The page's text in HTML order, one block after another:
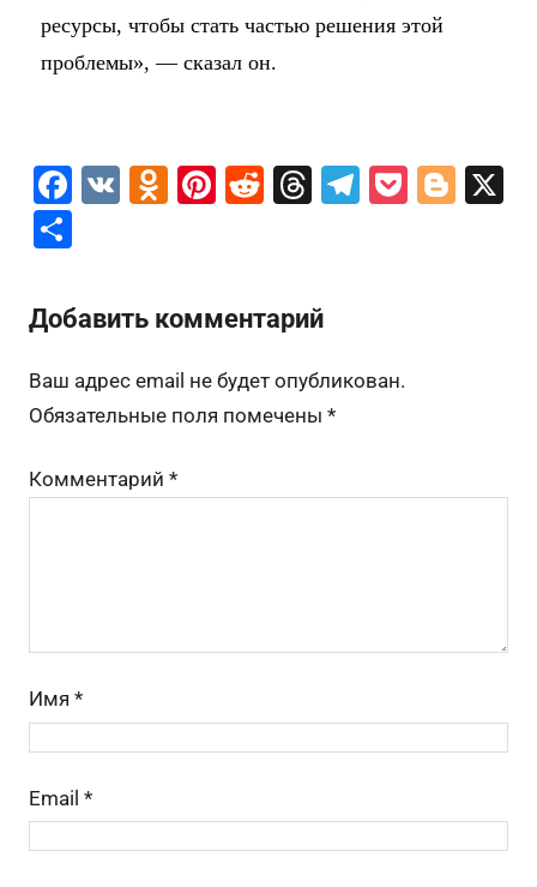
ресурсы, чтобы стать частью решения этой
проблемы», — сказал он.
F
a
c
e
b
o
o
V
O
kl
a
s
ni
Pi
st
R
t
T
a
d
s
T
m
P
Bl
п
а
в
ть
Добавить комментарий
Ваш адрес email не будет опубликован.
Обязательные поля помечены *
Комментарий *
Имя *
Email *